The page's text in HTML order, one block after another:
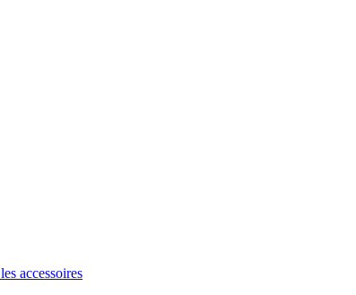
accessoires